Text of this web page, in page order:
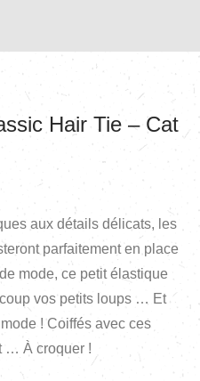
Hair Tie – Cat
aux détails délicats, les
parfaitement en place
mode, ce petit élastique
vos petits loups … Et
! Coiffés avec ces
… À croquer !